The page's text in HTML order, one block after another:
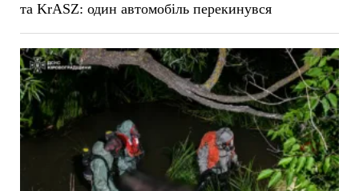
та KrASZ: один автомобіль перекинувся